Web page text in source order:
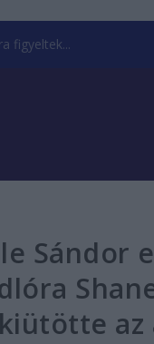
figyeltek...
Sándor
az